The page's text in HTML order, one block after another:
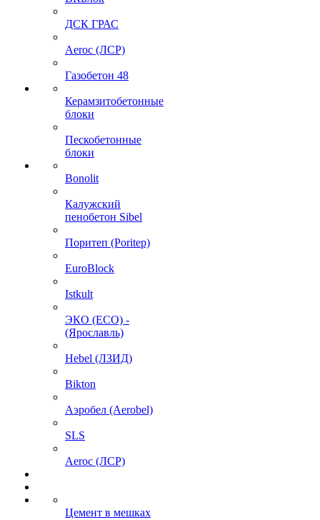
ДСК ГРАС
Aeroc (ЛСР)
Газобетон 48
Керамзитобетонные
блоки
Пескобетонные
блоки
Bonolit
Калужский
пенобетон Sibel
Поритеп (Poritep)
EuroBlock
Istkult
ЭКО (ECO) -
(Ярославль)
Hebel (ЛЗИД)
Bikton
Аэробел (Aerobel)
SLS
Aeroc (ЛСР)
Цемент в мешках